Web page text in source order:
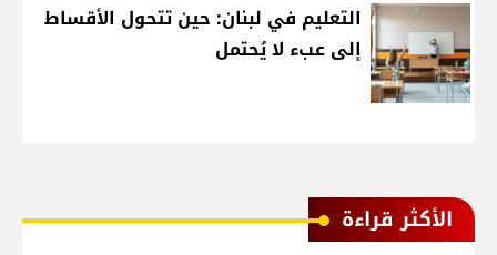
التعليم في لبنان: حين تتحول الأقساط
إلى عبء لا يُحتمل
الأكثر قراءة